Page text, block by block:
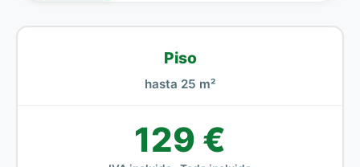
Piso
hasta 25 m²
129 €